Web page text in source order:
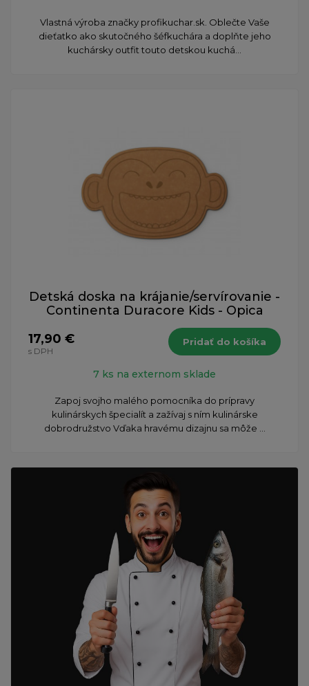
Vlastná výroba značky profikuchar.sk. Oblečte Vaše
dieťatko ako skutočného šéfkuchára a doplňte jeho
kuchársky outfit touto detskou kuchá...
Detská doska na krájanie/servírovanie -
Continenta Duracore Kids - Opica
17,90 €
s DPH
Pridať do košíka
7 ks na externom sklade
Zapoj svojho malého pomocníka do prípravy
kulinárskych špecialít a zažívaj s ním kulinárske
dobrodružstvo Vďaka hravému dizajnu sa môže ...